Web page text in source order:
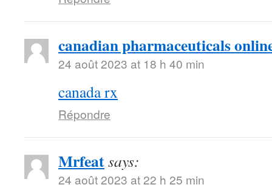
canadian pharmaceuticals
24 août 2023 at 18 h 40 min
canada rx
Répondre
Mrfeatsays:
24 août 2023 at 22 h 25 min